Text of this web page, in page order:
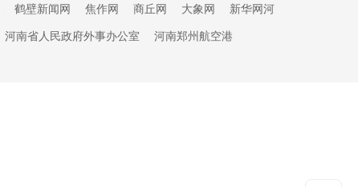
鹤壁新闻网 焦作网 商丘网 大象网
新华网河
河南省人民政府外事办公室 河南郑州航空港